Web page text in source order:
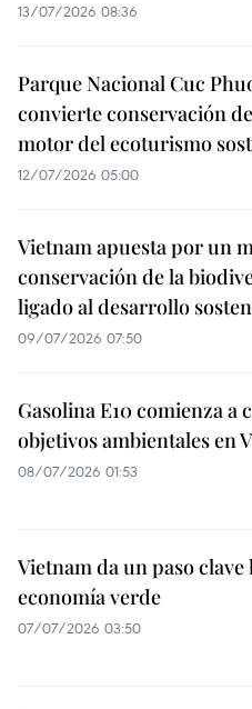
13/07/2026 08:36
Parque Nacional Cuc
convierte conservación
motor del ecoturismo
12/07/2026 05:00
Vietnam apuesta por un
conservación de la
ligado al desarrollo
09/07/2026 07:50
Gasolina E10 comienza a
objetivos ambientales en
08/07/2026 01:53
Vietnam da un paso clave
economía verde
07/07/2026 03:50